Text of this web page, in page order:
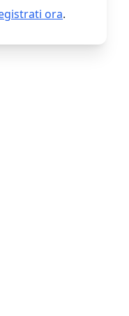
ora.